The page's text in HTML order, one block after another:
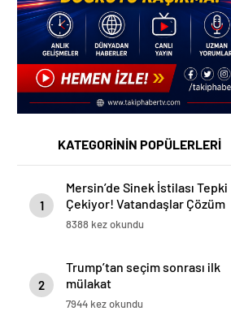
KATEGORİNİN POPÜLERLERİ
1
Mersin’de Sinek İstilası Tepki
Çekiyor! Vatandaşlar Çözüm
Bekliyor
8388 kez okundu
2
Trump’tan seçim sonrası ilk
mülakat
7944 kez okundu